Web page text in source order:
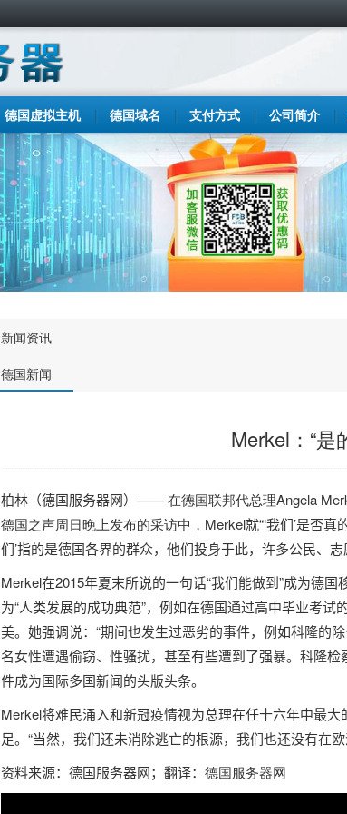
德国虚拟主机 德国域名 支付方式 公司简介
新闻资讯
德国新闻
Merkel：“是
柏林（德国服务器网） —— 在德国联邦代总理Angela
德国之声周日晚上发布的采访中， Merkel就“‘我们’是否
们’指的是德国各界的群众，他们投身于此，许多公民、
Merkel在2015年夏末所说的一句话“我们能做到”成为德国
为“人类发展的成功典范”，例如在德国通过高中毕业考试
美。她强调说：“期间也发生过恶劣的事件，例如科隆的
名女性遭遇偷窃、性骚扰，甚至有些遭到了强暴。科隆
件成为国际多国新闻的头版头条。
Merkel将难民涌入和新冠疫情视为总理在任十六年中最
足。“当然，我们还未消除逃亡的根源，我们也还没有在
资料来源： 德国服务器网；翻译： 德国服务器网